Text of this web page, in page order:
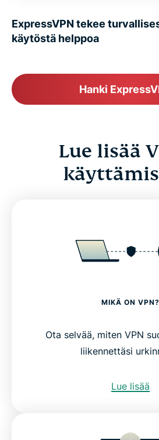
ExpressVPN tekee
käytöstä helppoa
Hanki
Lue lisää
MIKÄ ON VPN?
Ota selvää, miten VPN
liikennettäsi
Lue lisää